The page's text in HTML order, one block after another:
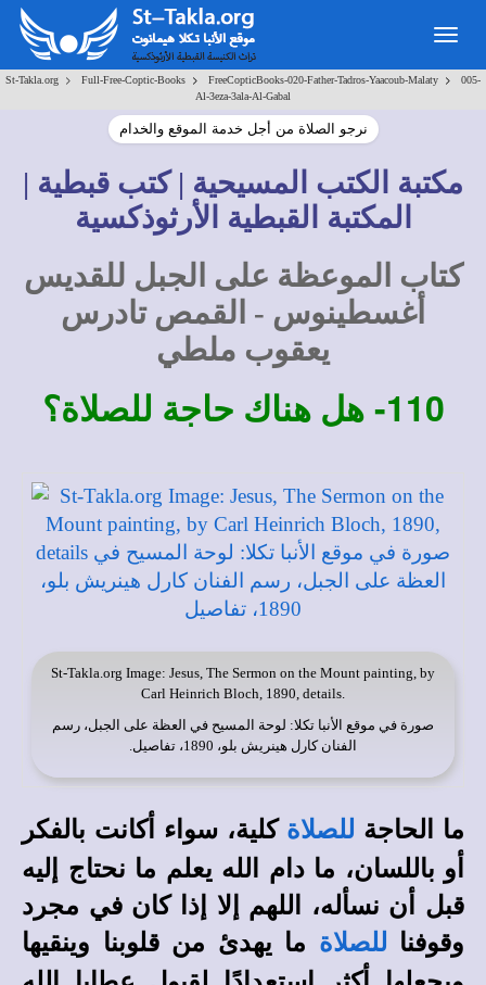
St-Takla.org > Full-Free-Coptic-Books > FreeCopticBooks-020-Father-Tadros-Yaacoub-Malaty >
005-
Al-3eza-3ala-Al-Gabal
نرجو الصلاة من أجل خدمة الموقع والخدام
مكتبة الكتب المسيحية | كتب قبطية |
المكتبة القبطية الأرثوذكسية
كتاب الموعظة على الجبل للقديس
أغسطينوس - القمص تادرس
يعقوب ملطي
110- هل هناك حاجة للصلاة؟
St-Takla.org Image: Jesus, The Sermon on the Mount painting, by
Carl Heinrich Bloch, 1890, details.
صورة في موقع الأنبا تكلا: لوحة المسيح في العظة على الجبل، رسم
الفنان كارل هينريش بلو، 1890، تفاصيل.
ما الحاجة للصلاة كلية، سواء أكانت بالفكر
أو باللسان، ما دام الله يعلم ما نحتاج إليه
قبل أن نسأله، اللهم إلا إذا كان في مجرد
وقوفنا للصلاة ما يهدئ من قلوبنا وينقيها